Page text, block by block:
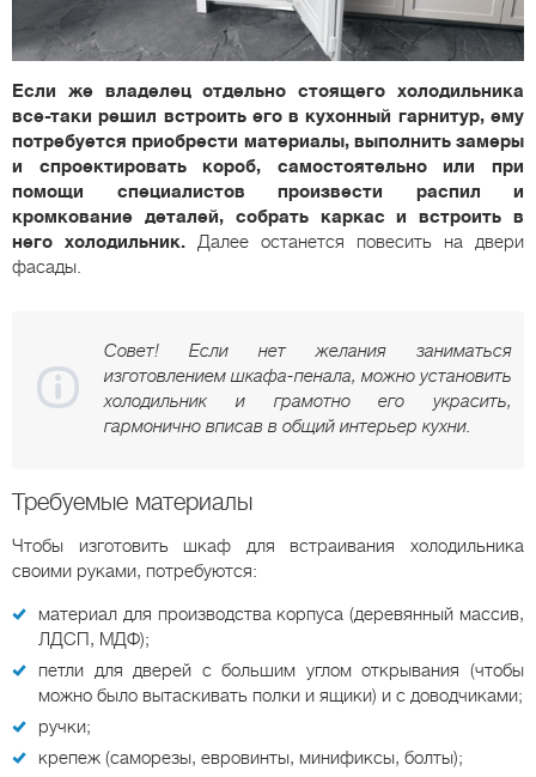
Если же владелец отдельно стоящего холодильника
все-таки решил встроить его в кухонный гарнитур, ему
потребуется приобрести материалы, выполнить замеры
и спроектировать короб, самостоятельно или при
помощи специалистов произвести распил и
кромкование деталей, собрать каркас и встроить в
него холодильник. Далее останется повесить на двери
фасады.
Совет! Если нет желания заниматься
изготовлением шкафа-пенала, можно установить
холодильник и грамотно его украсить,
гармонично вписав в общий интерьер кухни.
Требуемые материалы
Чтобы изготовить шкаф для встраивания холодильника
своими руками, потребуются:
материал для производства корпуса (деревянный массив,
ЛДСП, МДФ);
петли для дверей с большим углом открывания (чтобы
можно было вытаскивать полки и ящики) и с доводчиками;
ручки;
крепеж (саморезы, евровинты, минификсы, болты);